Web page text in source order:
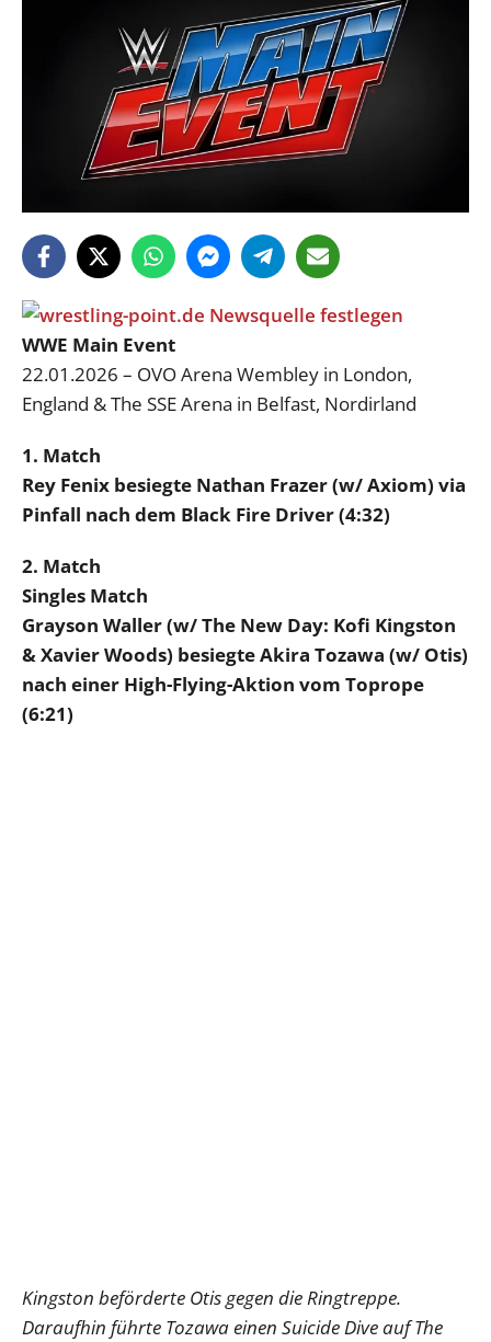
WWE Main Event
22.01.2026 – OVO Arena Wembley in London,
England & The SSE Arena in Belfast, Nordirland
1. Match
Rey Fenix besiegte Nathan Frazer (w/ Axiom) via
Pinfall nach dem Black Fire Driver (4:32)
2. Match
Singles Match
Grayson Waller (w/ The New Day: Kofi Kingston
& Xavier Woods) besiegte Akira Tozawa (w/ Otis)
nach einer High-Flying-Aktion vom Toprope
(6:21)
Kingston beförderte Otis gegen die Ringtreppe.
Daraufhin führte Tozawa einen Suicide Dive auf The